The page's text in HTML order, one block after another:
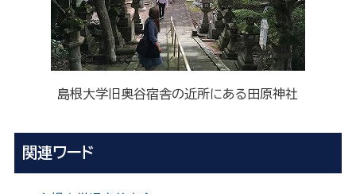
島根大学旧奥谷宿舎の近所にある田原神社
関連ワード